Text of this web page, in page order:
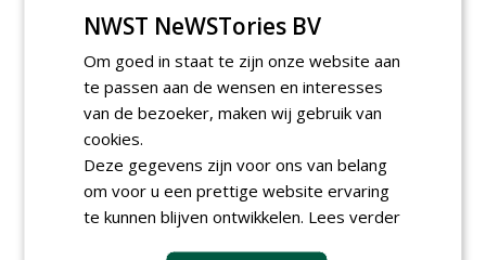
Werkvoorbereider /
calculator Groendaken bij
Wallaard
30-06-2026, Noordeloos
European Tree Worker bij
30-06-2026, 80 km rond Noordeloos
Meewerkend Voorman Groen
bij Wallaard
NWST NeWSTories BV
Om goed in staat te zijn onze website aan
te passen aan de wensen en interesses
van de bezoeker, maken wij gebruik van
cookies.
Deze gegevens zijn voor ons van belang
om voor u een prettige website ervaring
te kunnen blijven ontwikkelen. Lees verder